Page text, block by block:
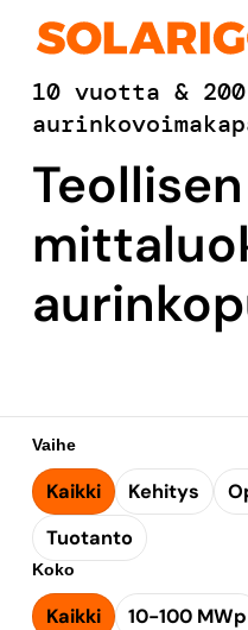
sisältöön
Solarigo
10 vuotta &
Teollisen
Vaihe
Kaikki Kehitys
Tuotanto
Koko
Kaikki 10-100 MWp